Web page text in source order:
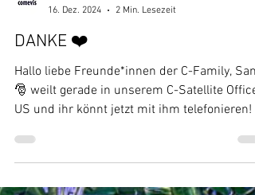
comevis
16. Dez. 2024
2 Min. Lesezeit
DANKE ❤️
Hallo liebe Freunde*innen der C-Family,
🎅 weilt gerade in unserem C-Satellite Office
US und ihr könnt jetzt mit ihm telefonieren!